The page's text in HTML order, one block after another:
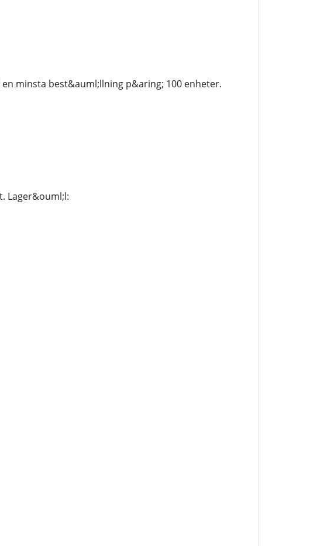
minsta best&auml;llning p&aring; 100 enheter.
Lager&ouml;l: